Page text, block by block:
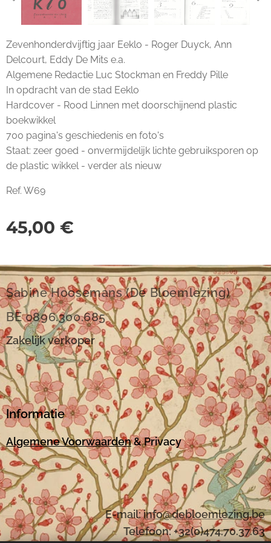
Zevenhonderdvijftig jaar Eeklo - Roger Duyck, Ann
Delcourt, Eddy De Mits e.a.
Algemene Redactie Luc Stockman en Freddy Pille
In opdracht van de stad Eeklo
Hardcover - Rood Linnen met doorschijnend plastic
boekwikkel
700 pagina's geschiedenis en foto's
Staat: zeer goed - onvermijdelijk lichte gebruiksporen op
de plastic wikkel - verder als nieuw
Ref. W69
45,00 €
Sabine Hoosemans (De Bloemlezing)
BE 0896.300.685
Zakelijk verkoper
Informatie
Algemene Voorwaarden& Privacy
E-mail:info@debloemlezing.be
Telefoon: +32(0)474.70.37.63